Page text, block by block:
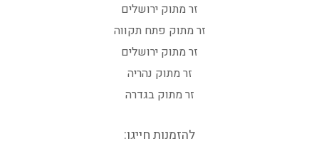
זר מתוק ירושלים
זר מתוק פתח תקווה
זר מתוק ירושלים
זר מתוק נהריה
זר מתוק בגדרה
להזמנות חייגו: